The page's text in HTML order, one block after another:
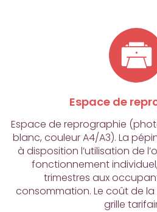
Espace de
Espace de reprographie
blanc, couleur A4/A3). La
à disposition l’utilisation de
fonctionnement
trimestres aux
consommation. Le coût de
grille